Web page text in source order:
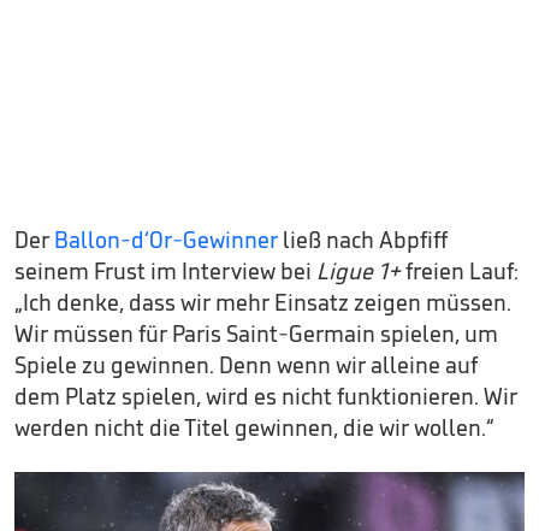
Der Ballon-d‘Or-Gewinner ließ nach Abpfiff
seinem Frust im Interview bei Ligue 1+freien Lauf:
„Ich denke, dass wir mehr Einsatz zeigen müssen.
Wir müssen für Paris Saint-Germain spielen, um
Spiele zu gewinnen. Denn wenn wir alleine auf
dem Platz spielen, wird es nicht funktionieren. Wir
werden nicht die Titel gewinnen, die wir wollen.“